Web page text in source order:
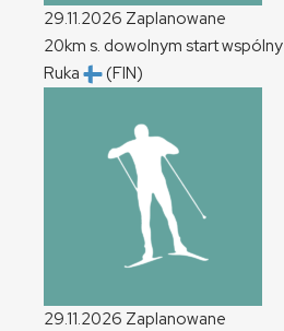
29.11.2026 Zaplanowane
20km s. dowolnym start wspólny
Ruka
(FIN)
29.11.2026 Zaplanowane